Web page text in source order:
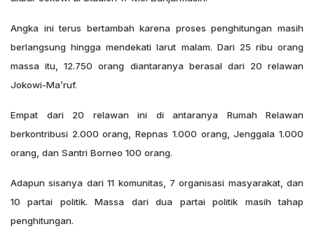
Angka ini terus bertambah karena proses penghitungan masih
berlangsung hingga mendekati larut malam. Dari 25 ribu orang
massa itu, 12.750 orang diantaranya berasal dari 20 relawan
Jokowi-Ma’ruf.
Empat dari 20 relawan ini di antaranya Rumah Relawan
berkontribusi 2.000 orang, Repnas 1.000 orang, Jenggala 1.000
orang, dan Santri Borneo 100 orang.
Adapun sisanya dari 11 komunitas, 7 organisasi masyarakat, dan
10 partai politik. Massa dari dua partai politik masih tahap
penghitungan.